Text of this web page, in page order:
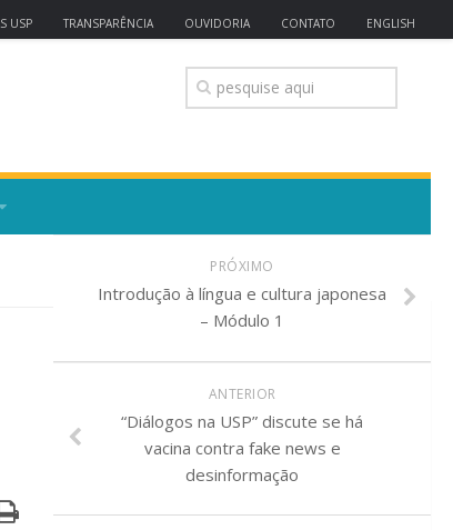
USP TRANSPARÊNCIA OUVIDORIA CONTATO ENGLISH
PRÓXIMO
Introdução à língua e cultura japonesa
– Módulo 1
ANTERIOR
“Diálogos na USP” discute se há
vacina contra fake news e
desinformação